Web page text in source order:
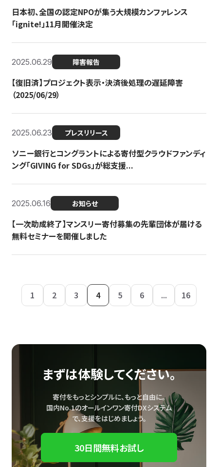
日本初、全国の認定NPOが集う大規模カンファレンス
「ignite!」11月開催決定
2025.06.29 障害報告
【復旧済】プロジェクト表示・決済後処理の遅延障害
（2025/06/29）
2025.06.23 プレスリリース
ソニー銀行とコングラントによる寄付型クラウドファンディ
ング「GIVING for SDGs」が総支援...
2025.06.16 お知らせ
【一次助成終了】マンスリー寄付募集の先輩団体が届ける
無料セミナーを開催しました
1 2 3 4 5 6 ... 16
まずは体験してください。
寄付をもっとシンプルに、もっと自由に。
国内No.1のオールインワン寄付DXシステム
で、支援をはじめましょう。
30日間無料お試し